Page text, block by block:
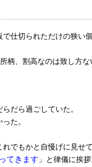
仕切られただけの狭い
柄、割高なのは致し方な
だら過ごしていた。
た。
でもかと自慢げに見せ
てきます 」と律儀に挨拶